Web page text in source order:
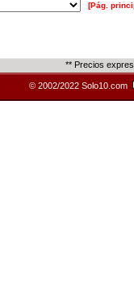
[Pág.
** Precios
© 2002/2022 Solo10.com